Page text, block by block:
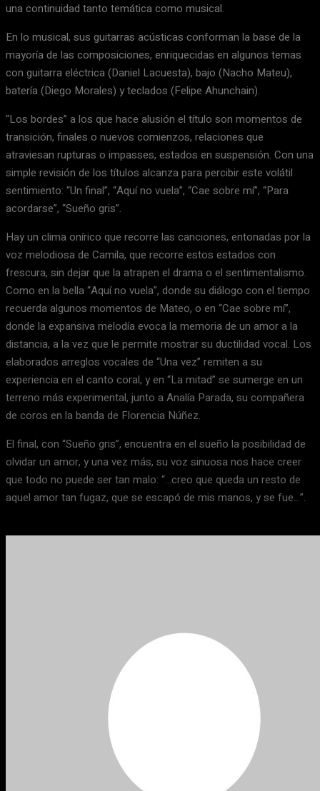
una continuidad tanto temática como musical.
En lo musical, sus guitarras acústicas conforman la base de la
mayoría de las composiciones, enriquecidas en algunos temas
con guitarra eléctrica (Daniel Lacuesta), bajo (Nacho Mateu),
batería (Diego Morales) y teclados (Felipe Ahunchain).
“Los bordes” a los que hace alusión el título son momentos de
transición, finales o nuevos comienzos, relaciones que
atraviesan rupturas o impasses, estados en suspensión. Con una
simple revisión de los títulos alcanza para percibir este volátil
sentimiento: “Un final”, “Aquí no vuela”, “Cae sobre mí”, “Para
acordarse”, “Sueño gris”.
Hay un clima onírico que recorre las canciones, entonadas por la
voz melodiosa de Camila, que recorre estos estados con
frescura, sin dejar que la atrapen el drama o el sentimentalismo.
Como en la bella “Aquí no vuela”, donde su diálogo con el tiempo
recuerda algunos momentos de Mateo, o en “Cae sobre mí”,
donde la expansiva melodía evoca la memoria de un amor a la
distancia, a la vez que le permite mostrar su ductilidad vocal. Los
elaborados arreglos vocales de “Una vez” remiten a su
experiencia en el canto coral, y en “La mitad” se sumerge en un
terreno más experimental, junto a Analía Parada, su compañera
de coros en la banda de Florencia Núñez.
El final, con “Sueño gris”, encuentra en el sueño la posibilidad de
olvidar un amor, y una vez más, su voz sinuosa nos hace creer
que todo no puede ser tan malo: “…creo que queda un resto de
aquel amor tan fugaz, que se escapó de mis manos, y se fue…”.